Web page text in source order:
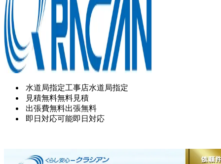
水道局指定工事店水道局指定
見積無料無料見積
出張費無料出張無料
即日対応可能即日対応